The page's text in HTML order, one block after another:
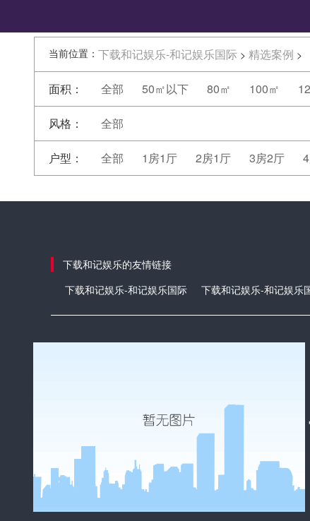
当前位置： 下载和记娱乐-和记娱乐国际 > 精选案例 >
面积： 全部 50㎡以下 80㎡ 100㎡
风格： 全部
户型： 全部 1房1厅 2房1厅 3房2厅
下载和记娱乐的友情链接
下载和记娱乐-和记娱乐国际
下载和记娱乐-和记娱乐